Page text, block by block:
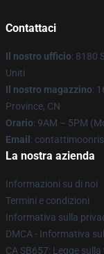
Contattaci
Il nostro ufficio: 8180
Uniti
Il nostro magazzino:
Province, CN
Orario: 9AM – 5PM
Email :
La nostra azienda
Informazioni su di noi
Termini e condizioni
Informativa sulla
DMCA - Informativa
CA SB657: Legge